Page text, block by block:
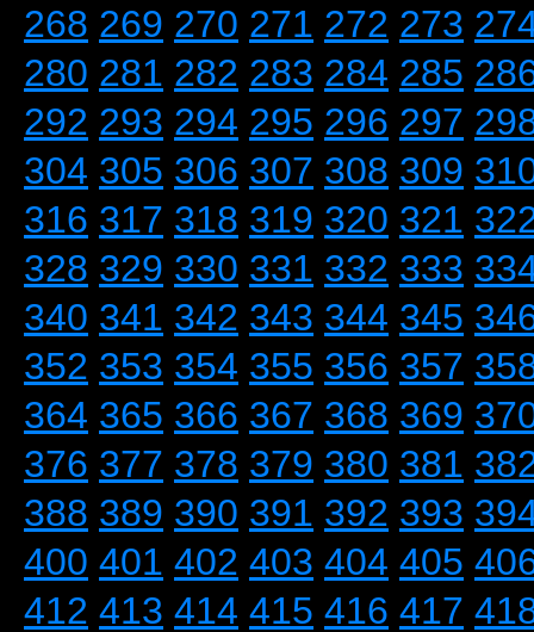
268 269 270 271 272 273
280 281 282 283 284 285
292 293 294 295 296 297
304 305 306 307 308 309
316 317 318 319 320 321
328 329 330 331 332 333
340 341 342 343 344 345
352 353 354 355 356 357
364 365 366 367 368 369
376 377 378 379 380 381
388 389 390 391 392 393
400 401 402 403 404 405
412 413 414 415 416 417